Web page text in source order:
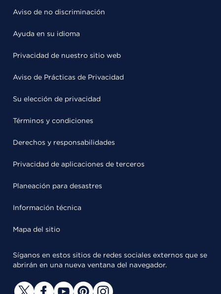
Aviso de no discriminación
Ayuda en su idioma
Privacidad de nuestro sitio web
Aviso de Prácticas de Privacidad
Su elección de privacidad
Términos y condiciones
Derechos y responsabilidades
Privacidad de aplicaciones de terceros
Planeación para desastres
Información técnica
Mapa del sitio
Síganos en estos sitios de redes sociales externos que se
abrirán en una nueva ventana del navegador.